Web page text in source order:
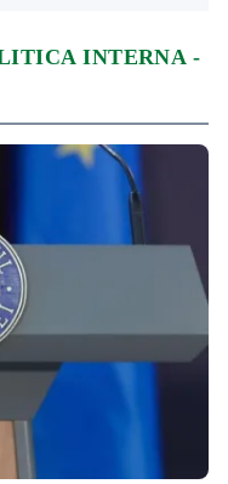
INTERNA -